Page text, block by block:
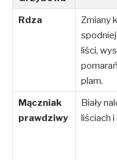
Rdza
Zmiany
liści,
plam.
Mączniak
prawdziwy
Biały
liściach i